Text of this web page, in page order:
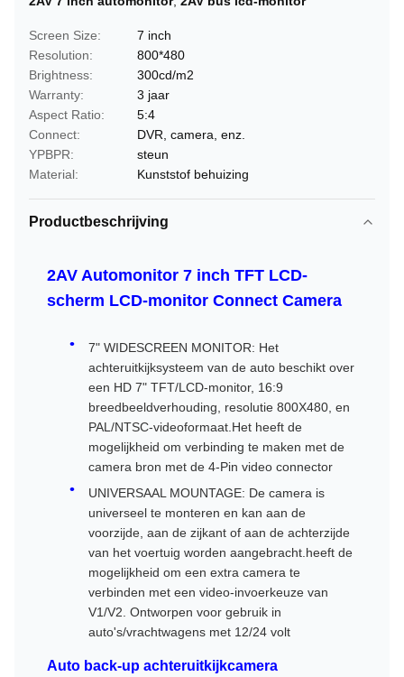
Screen Size:
7 inch
Resolution:
800*480
Brightness:
300cd/m2
Warranty:
3 jaar
Aspect Ratio:
5:4
Connect:
DVR, camera, enz.
YPBPR:
steun
Material:
Kunststof behuizing
Productbeschrijving
2AV Automonitor 7 inch TFT LCD-
scherm LCD-monitor Connect Camera
7" WIDESCREEN MONITOR: Het
achteruitkijksysteem van de auto beschikt over
een HD 7" TFT/LCD-monitor, 16:9
breedbeeldverhouding, resolutie 800X480, en
PAL/NTSC-videoformaat.Het heeft de
mogelijkheid om verbinding te maken met de
camera bron met de 4-Pin video connector
UNIVERSAAL MOUNTAGE: De camera is
universeel te monteren en kan aan de
voorzijde, aan de zijkant of aan de achterzijde
van het voertuig worden aangebracht.heeft de
mogelijkheid om een extra camera te
verbinden met een video-invoerkeuze van
V1/V2. Ontworpen voor gebruik in
auto's/vrachtwagens met 12/24 volt
Auto back-up achteruitkijkcamera